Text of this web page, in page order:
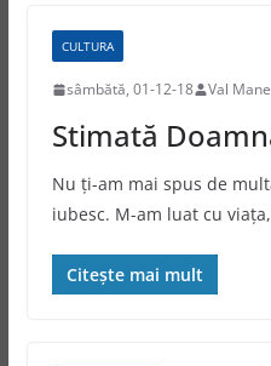
CULTURA
sâmbătă, 01-12-18 Val
Stimată
Nu ţi-am mai spus de
iubesc. M-am luat cu
Citește mai mult